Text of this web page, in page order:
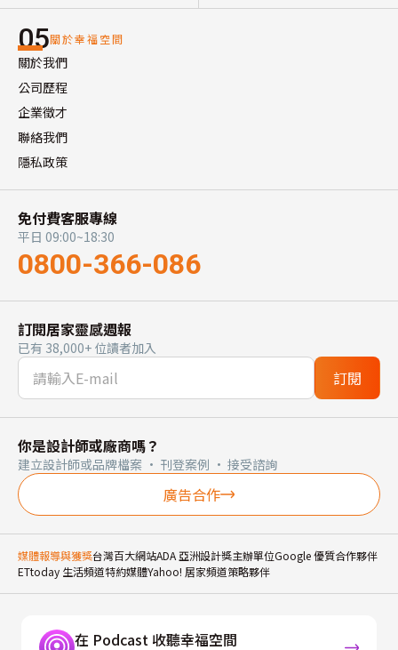
05關於幸福空間
關於我們
公司歷程
企業徵才
聯絡我們
隱私政策
免付費客服專線
平日 09:00~18:30
0800-366-086
訂閱居家靈感週報
已有 38,000+ 位讀者加入
訂閱
你是設計師或廠商嗎？
建立設計師或品牌檔案 · 刊登案例 · 接受諮詢
廣告合作
媒體報導與獲獎台灣百大網站ADA 亞洲設計獎主辦單位Google 優質合作夥伴
ETtoday 生活頻道特約媒體Yahoo! 居家頻道策略夥伴
在 Podcast 收聽幸福空間